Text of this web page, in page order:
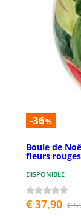
-36%
Boule de
fleurs
DISPONIBLE
€ 37,90 €